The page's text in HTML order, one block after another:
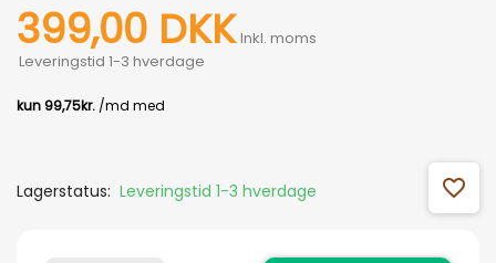
399,00 DKK Inkl. moms
Leveringstid 1-3 hverdage
Lagerstatus: Leveringstid 1-3 hverdage favorite_outline